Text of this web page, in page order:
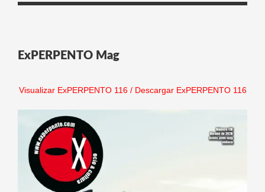
ExPERPENTO Mag
Visualizar ExPERPENTO 116/ Descargar ExPERPENTO 116